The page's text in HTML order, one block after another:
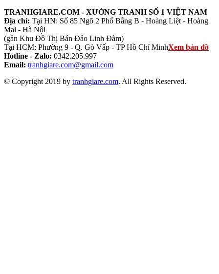
TRANHGIARE.COM - XƯỞNG TRANH SỐ 1 VIỆT NAM
Địa chỉ: Tại HN: Số 85 Ngõ 2 Phố Bằng B - Hoàng Liệt - Hoàng
Mai - Hà Nội
(gần Khu Đô Thị Bán Đảo Linh Đàm)
Tại HCM: Phường 9 - Q. Gò Vấp - TP Hồ Chí MinhXem bản đồ
Hotline - Zalo: 0342.205.997
Email: tranhgiare.com@gmail.com
© Copyright 2019 by tranhgiare.com. All Rights Reserved.